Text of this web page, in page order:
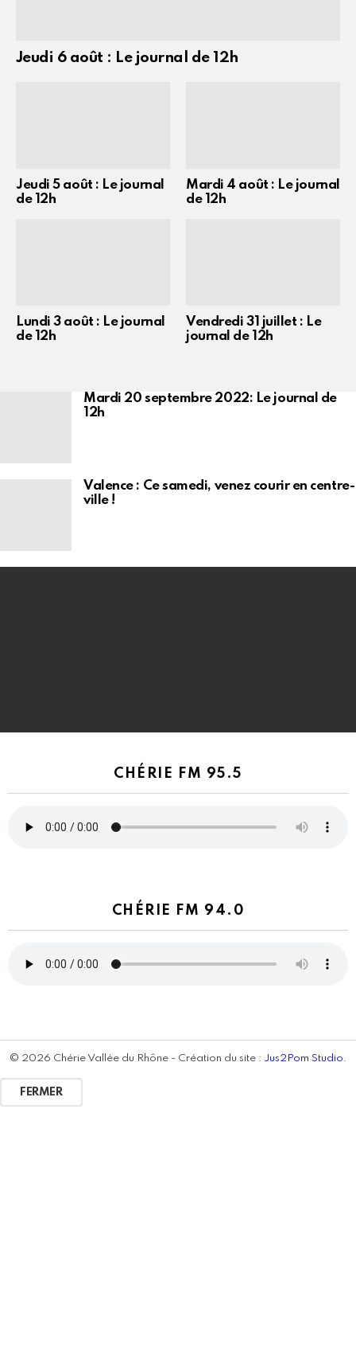
Jeudi 6 août : Le journal de 12h
Jeudi 5 août : Le journal
de 12h
Mardi 4 août : Le journal
de 12h
Lundi 3 août : Le journal
de 12h
Vendredi 31 juillet : Le
journal de 12h
Mardi 20 septembre 2022: Le journal de
12h
Valence : Ce samedi, venez courir en centre-
ville !
CHÉRIE FM 95.5
CHÉRIE FM 94.0
© 2026 Chérie Vallée du Rhône - Création du site : Jus2Pom Studio.
FERMER